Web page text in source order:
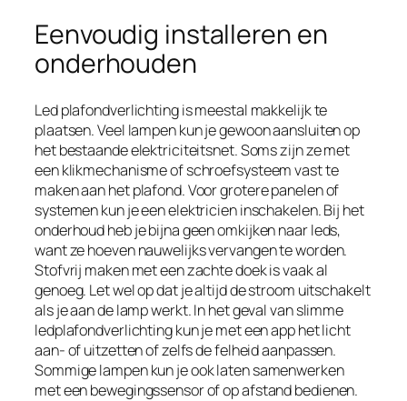
Eenvoudig installeren en
onderhouden
Led plafondverlichting is meestal makkelijk te
plaatsen. Veel lampen kun je gewoon aansluiten op
het bestaande elektriciteitsnet. Soms zijn ze met
een klikmechanisme of schroefsysteem vast te
maken aan het plafond. Voor grotere panelen of
systemen kun je een elektricien inschakelen. Bij het
onderhoud heb je bijna geen omkijken naar leds,
want ze hoeven nauwelijks vervangen te worden.
Stofvrij maken met een zachte doek is vaak al
genoeg. Let wel op dat je altijd de stroom uitschakelt
als je aan de lamp werkt. In het geval van slimme
ledplafondverlichting kun je met een app het licht
aan- of uitzetten of zelfs de felheid aanpassen.
Sommige lampen kun je ook laten samenwerken
met een bewegingssensor of op afstand bedienen.